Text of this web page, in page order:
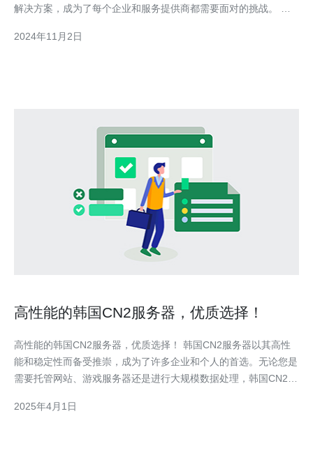
解决方案，成为了每个企业和服务提供商都需要面对的挑战。 首
DDoS攻击，即分布式拒绝服务攻击。这种攻击方式会导致服务器
2024年11月2日
高性能的韩国CN2服务器，优质选择！
高性能的韩国CN2服务器，优质选择！ 韩国CN2服务器以其高性
能和稳定性而备受推崇，成为了许多企业和个人的首选。无论您是
需要托管网站、游戏服务器还是进行大规模数据处理，韩国CN2服
硬件设施和优化的网络架构，确保高速稳定的数据传输和处理速
2025年4月1日